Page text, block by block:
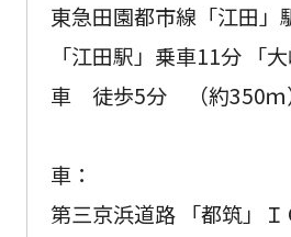
東急田園都市線「江田
「江田駅」乗車11分 「
車 徒歩5分 （約350ｍ
車：
第三京浜道路 「都筑」